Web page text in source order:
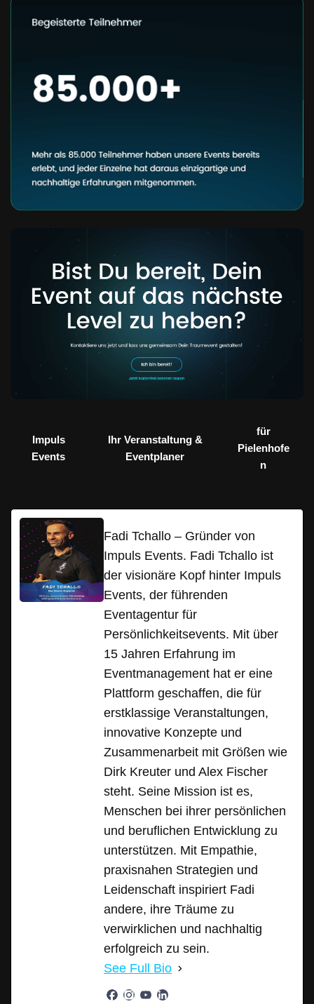
Impuls
Events
Ihr Veranstaltung &
Eventplaner
für
Pielenhofe
n
Fadi Tchallo – Gründer von
Impuls Events. Fadi Tchallo ist
der visionäre Kopf hinter Impuls
Events, der führenden
Eventagentur für
Persönlichkeitsevents. Mit über
15 Jahren Erfahrung im
Eventmanagement hat er eine
Plattform geschaffen, die für
erstklassige Veranstaltungen,
innovative Konzepte und
Zusammenarbeit mit Größen wie
Dirk Kreuter und Alex Fischer
steht. Seine Mission ist es,
Menschen bei ihrer persönlichen
und beruflichen Entwicklung zu
unterstützen. Mit Empathie,
praxisnahen Strategien und
Leidenschaft inspiriert Fadi
andere, ihre Träume zu
verwirklichen und nachhaltig
erfolgreich zu sein.
See Full Bio